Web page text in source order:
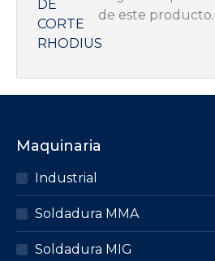
de este producto.
Maquinaria
Industrial
Soldadura MMA
Soldadura MIG